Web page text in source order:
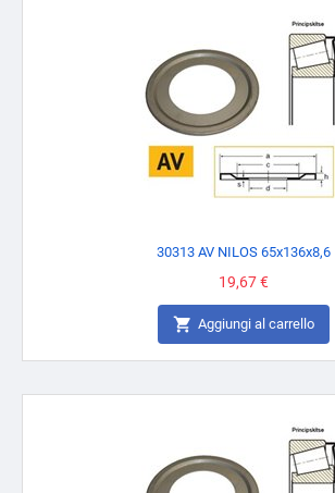
30313 AV NILOS 65x136x8,6
Prezzo
19,67 €
 Aggiungi al carrello